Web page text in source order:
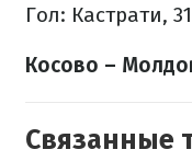
Гол: Кастрати, 31
Косово –
Связанные